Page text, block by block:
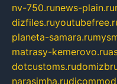
nv-750.runews-plain.ru
dizfiles.ru
planeta-samara.ru
matrasy-kemerovo.ru
dotcustoms.ru
narasimha.ru